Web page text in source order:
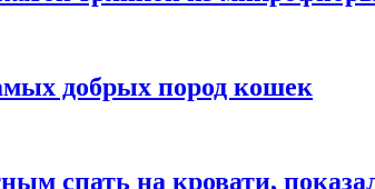
добрых пород кошек
спать на кровати,